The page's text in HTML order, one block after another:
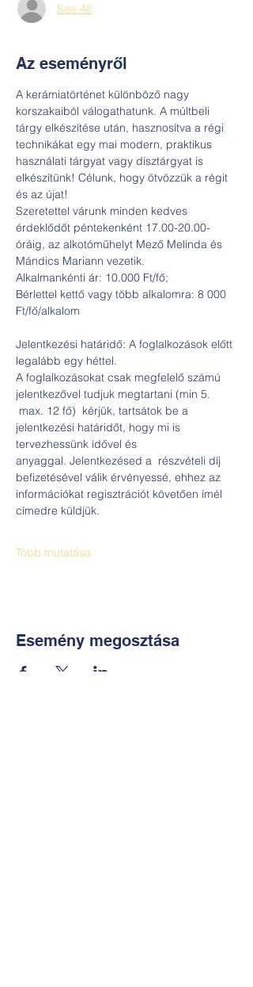
See All
Az eseményről
A kerámiatörténet különböző nagy
korszakaiból válogathatunk. A múltbeli
tárgy elkészítése után, hasznosítva a régi
technikákat egy mai modern, praktikus
használati tárgyat vagy dísztárgyat is
elkészítünk! Célunk, hogy ötvözzük a régit
és az újat!
Szeretettel várunk minden kedves
érdeklődőt péntekenként 17.00-20.00-
óráig, az alkotóműhelyt Mező Melinda és
Mándics Mariann vezetik.
Alkalmankénti ár: 10.000 Ft/fő;
Bérlettel kettő vagy több alkalomra: 8 000
Ft/fő/alkalom
Jelentkezési határidő: A foglalkozások előtt
legalább egy héttel.
A foglalkozásokat csak megfelelő számú
jelentkezővel tudjuk megtartani (min 5.
max. 12 fő)  kérjük, tartsátok be a
jelentkezési határidőt, hogy mi is
tervezhessünk idővel és
anyaggal. Jelentkezésed a  részvételi díj
befizetésével válik érvényessé, ehhez az
információkat regisztrációt követően ímél
címedre küldjük.
Több mutatása
Esemény megosztása